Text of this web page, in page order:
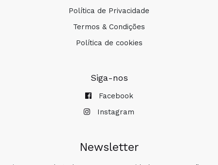
COMPRAR
Política de Privacidade
Termos & Condições
Política de cookies
Siga-nos
Facebook
Instagram
Newsletter